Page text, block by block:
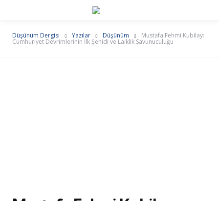
Düşünüm Dergisi Yazılar Düşünüm Mustafa Fehmi Kubilay:
Cumhuriyet Devrimlerinin İlk Şehidi ve Laiklik Savunuculuğu